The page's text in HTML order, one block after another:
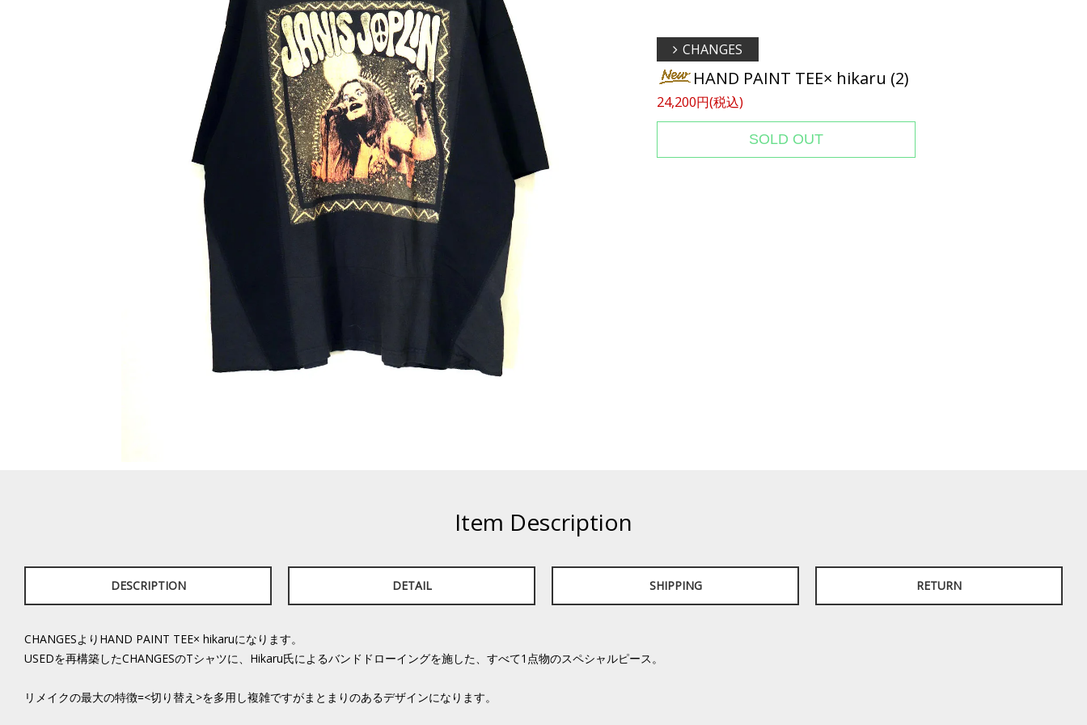
CHANGES
HAND PAINT TEE× hikaru (2)
24,200円(税込)
Item Description
DESCRIPTION DETAIL SHIPPING RETURN
CHANGESよりHAND PAINT TEE× hikaruになります。
USEDを再構築したCHANGESのTシャツに、Hikaru氏によるバンドドローイングを施した、すべて1点物のスペシャルピース。
リメイクの最大の特徴=<切り替え>を多用し複雑ですがまとまりのあるデザインになります。